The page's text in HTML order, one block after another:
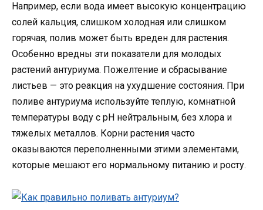
Например, если вода имеет высокую концентрацию
солей кальция, слишком холодная или слишком
горячая, полив может быть вреден для растения.
Особенно вредны эти показатели для молодых
растений антуриума. Пожелтение и сбрасывание
листьев — это реакция на ухудшение состояния. При
поливе антуриума используйте теплую, комнатной
температуры воду с рН нейтральным, без хлора и
тяжелых металлов. Корни растения часто
оказываются переполненными этими элементами,
которые мешают его нормальному питанию и росту.